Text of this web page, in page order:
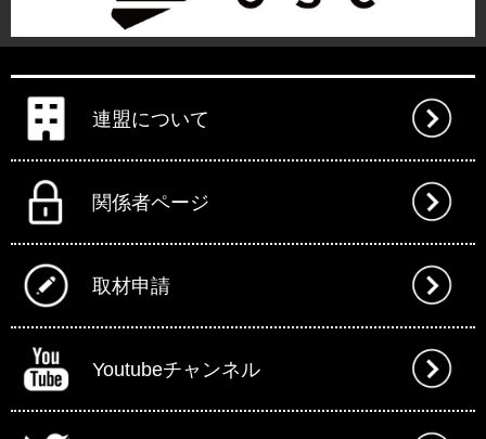
連盟について
関係者ページ
取材申請
Youtubeチャンネル